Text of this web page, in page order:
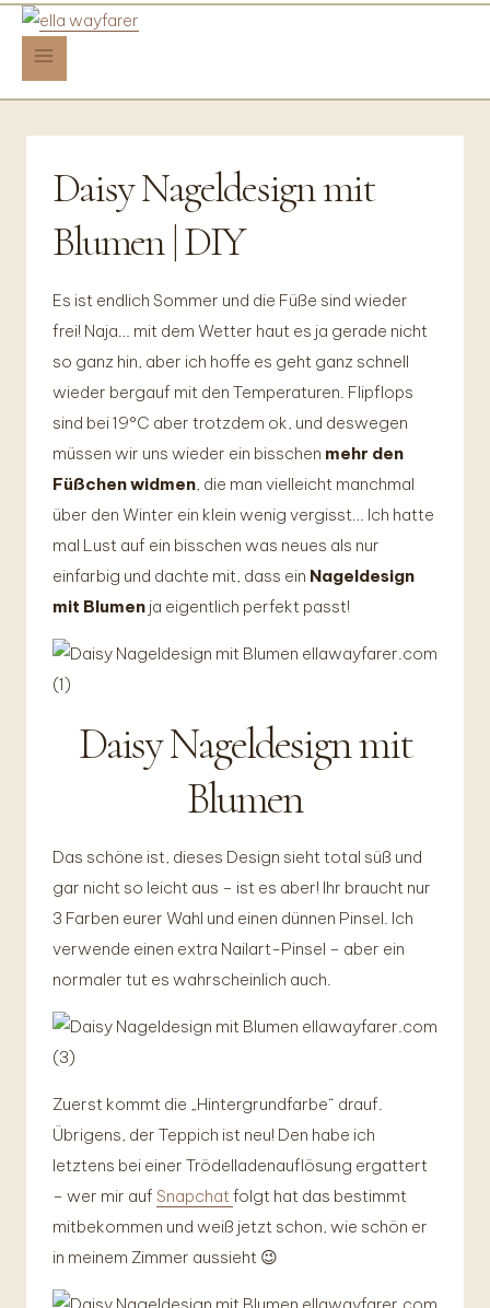
DIY
Daisy Nageldesign mit
Blumen | DIY
Es ist endlich Sommer und die Füße sind wieder
frei! Naja… mit dem Wetter haut es ja gerade nicht
so ganz hin, aber ich hoffe es geht ganz schnell
wieder bergauf mit den Temperaturen. Flipflops
sind bei 19°C aber trotzdem ok, und deswegen
müssen wir uns wieder ein bisschen mehr den
Füßchen widmen, die man vielleicht manchmal
über den Winter ein klein wenig vergisst… Ich hatte
mal Lust auf ein bisschen was neues als nur
einfarbig und dachte mit, dass ein Nageldesign
mit Blumen ja eigentlich perfekt passt!
Daisy Nageldesign mit
Blumen
Das schöne ist, dieses Design sieht total süß und
gar nicht so leicht aus – ist es aber! Ihr braucht nur
3 Farben eurer Wahl und einen dünnen Pinsel. Ich
verwende einen extra Nailart-Pinsel – aber ein
normaler tut es wahrscheinlich auch.
Zuerst kommt die „Hintergrundfarbe“ drauf.
Übrigens, der Teppich ist neu! Den habe ich
letztens bei einer Trödelladenauflösung ergattert
– wer mir auf Snapchatfolgt hat das bestimmt
mitbekommen und weiß jetzt schon, wie schön er
in meinem Zimmer aussieht 😉